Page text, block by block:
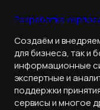
Разработка
Cоздаём и
для бизнеса, так и
информационные
экспертные и
поддержки
сервисы и многое